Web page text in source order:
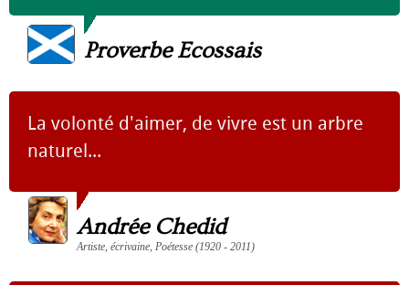
Proverbe Ecossais
La volonté d'aimer, de vivre est un arbre
naturel...
Andrée Chedid
Artiste, écrivaine, Poétesse (1920 - 2011)